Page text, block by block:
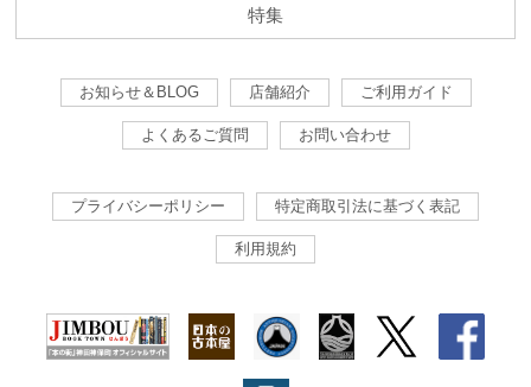
特集
お知らせ＆BLOG 店舗紹介 ご利用ガイド
よくあるご質問 お問い合わせ
プライバシーポリシー 特定商取引法に基づく表記
利用規約